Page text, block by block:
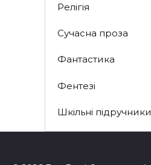
Релігія
Сучасна проза
Фантастика
Фентезі
Шкільні підручники